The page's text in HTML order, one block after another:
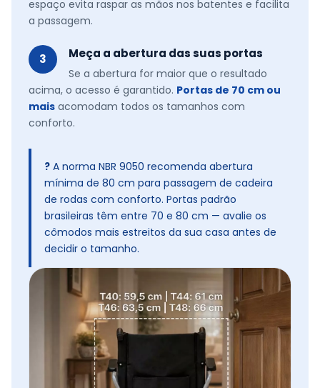
espaço evita raspar as mãos nos batentes e facilita
a passagem.
3 Meça a abertura das suas portas
Se a abertura for maior que o resultado
acima, o acesso é garantido. Portas de 70 cm ou
mais acomodam todos os tamanhos com
conforto.
? A norma NBR 9050 recomenda abertura
mínima de 80 cm para passagem de cadeira
de rodas com conforto. Portas padrão
brasileiras têm entre 70 e 80 cm — avalie os
cômodos mais estreitos da sua casa antes de
decidir o tamanho.